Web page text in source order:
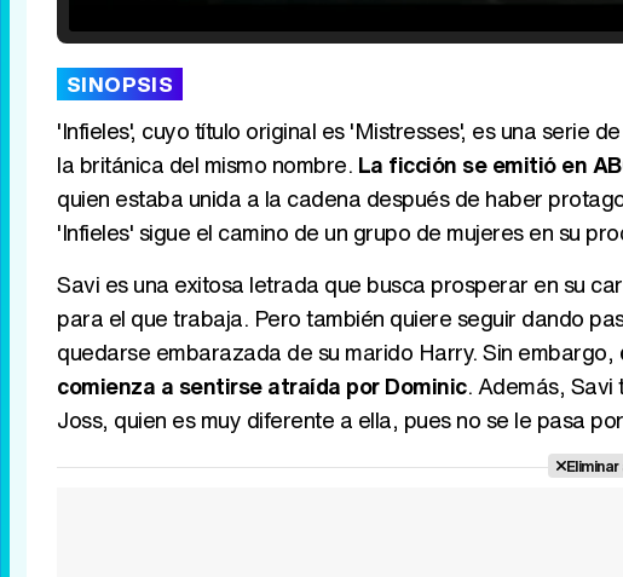
SINOPSIS
'Infieles', cuyo título original es 'Mistresses', es una serie
la británica del mismo nombre. La ficción se emitió en
quien estaba unida a la cadena después de haber
'Infieles' sigue el camino de un grupo de mujeres en su
Savi es una exitosa letrada que busca prosperar en su
para el que trabaja. Pero también quiere seguir dando
quedarse embarazada de su marido Harry. Sin embargo,
comienza a sentirse atraída por Dominic. Además, Savi
Joss, quien es muy diferente a ella, pues no se le pasa